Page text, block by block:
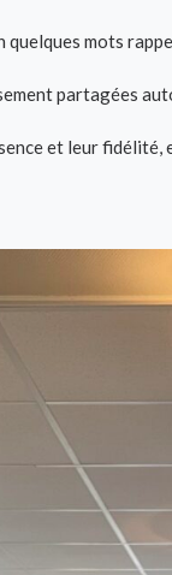
mots
partagées
et leur